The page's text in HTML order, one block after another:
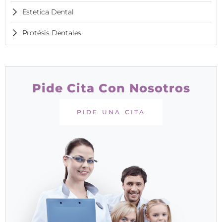
Estetica Dental
Protésis Dentales
Pide Cita Con Nosotros
PIDE UNA CITA